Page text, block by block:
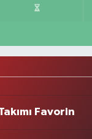
Favorin